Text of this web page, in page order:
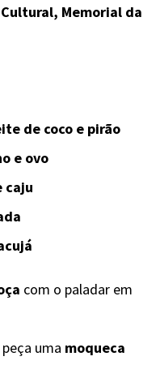
Memorial da
de coco e pirão
e ovo
caju
com o paladar em
uma moqueca